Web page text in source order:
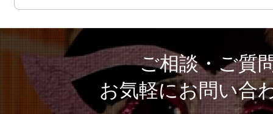
ご相談・ご質
お気軽にお問い合